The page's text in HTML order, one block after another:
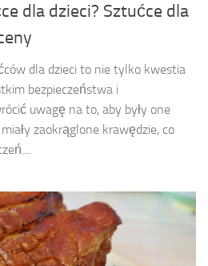
dla dzieci? Sztućce dla
dla dzieci to nie tylko kwestia
bezpieczeństwa i
uwagę na to, aby były one
zaokrąglone krawędzie, co